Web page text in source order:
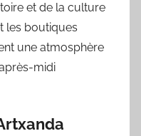
et de la culture
les boutiques
une atmosphère
midi